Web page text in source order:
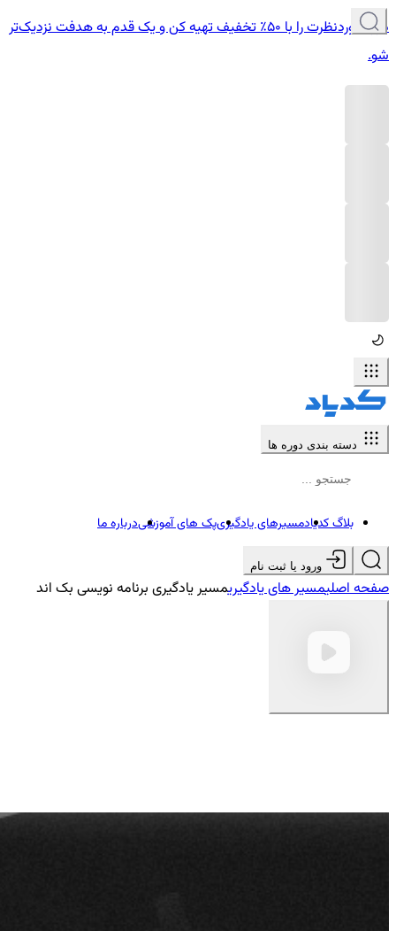
دوره موردنظرت را با ۵۰٪ تخفیف تهیه کن و یک قدم به هدفت نزدیک‌تر
شو.
دسته بندی دوره ها
بلاگ کدیادمسیرهای یادگیریپک های آموزشیدرباره ما
ورود یا ثبت نام
صفحه اصلیمسیر های یادگیریمسیر یادگیری برنامه نویسی بک اند